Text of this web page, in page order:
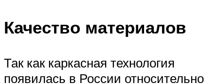
Качество материалов
Так как каркасная технология
появилась в России относительно